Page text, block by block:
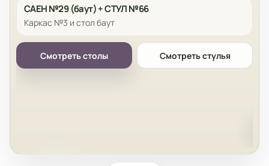
САЕН №29 (баут) + СТУЛ №66
Каркас №3 и стол баут
Смотреть столы Смотреть стулья САЕН
СТУЛ